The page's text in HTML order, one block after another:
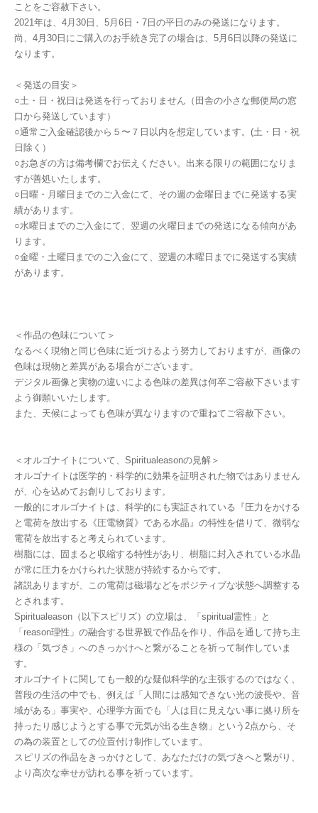
ことをご容赦下さい。
2021年は、4月30日、5月6日・7日の平日のみの発送になります。
尚、4月30日にご購入のお手続き完了の場合は、5月6日以降の発送に
なります。
＜発送の目安＞
○土・日・祝日は発送を行っておりません（田舎の小さな郵便局の窓
口から発送しています）
○通常ご入金確認後から５〜７日以内を想定しています。(土・日・祝
日除く）
○お急ぎの方は備考欄でお伝えください。出来る限りの範囲になりま
すが善処いたします。
○日曜・月曜日までのご入金にて、その週の金曜日までに発送する実
績があります。
○水曜日までのご入金にて、翌週の火曜日までの発送になる傾向があ
ります。
○金曜・土曜日までのご入金にて、翌週の木曜日までに発送する実績
があります。
＜作品の色味について＞
なるべく現物と同じ色味に近づけるよう努力しておりますが、画像の
色味は現物と差異がある場合がございます。
デジタル画像と実物の違いによる色味の差異は何卒ご容赦下さいます
よう御願いいたします。
また、天候によっても色味が異なりますので重ねてご容赦下さい。
＜オルゴナイトについて、Spiritualeasonの見解＞
オルゴナイトは医学的・科学的に効果を証明された物ではありません
が、心を込めてお創りしております。
一般的にオルゴナイトは、科学的にも実証されている『圧力をかける
と電荷を放出する《圧電物質》である水晶』の特性を借りて、微弱な
電荷を放出すると考えられています。
樹脂には、固まると収縮する特性があり、樹脂に封入されている水晶
が常に圧力をかけられた状態が持続するからです。
諸説ありますが、この電荷は磁場などをポジティブな状態へ調整する
とされます。
Spiritualeason（以下スピリズ）の立場は、「spiritual霊性」と
「reason理性」の融合する世界観で作品を作り、作品を通して持ち主
様の「気づき」へのきっかけへと繋がることを祈って制作していま
す。
オルゴナイトに関しても一般的な疑似科学的な主張するのではなく、
普段の生活の中でも、例えば「人間には感知できない光の波長や、音
域がある」事実や、心理学方面でも「人は目に見えない事に拠り所を
持ったり感じようとする事で元気が出る生き物」という2点から、そ
の為の装置としての位置付け制作しています。
スピリズの作品をきっかけとして、あなただけの気づきへと繋がり、
より高次な幸せが訪れる事を祈っています。